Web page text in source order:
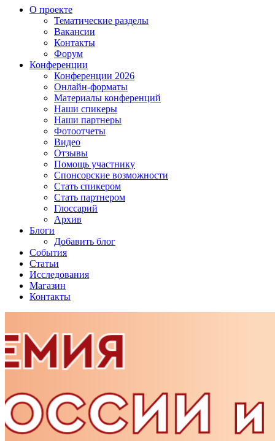
О проекте
Тематические разделы
Вакансии
Контакты
Форум
Конференции
Конференции 2026
Онлайн-форматы
Материалы конференций
Наши спикеры
Наши партнеры
Фотоотчеты
Видео
Отзывы
Помощь участнику
Спонсорские возможности
Стать спикером
Стать партнером
Глоссарий
Архив
Блоги
Добавить блог
События
Статьи
Исследования
Магазин
Контакты